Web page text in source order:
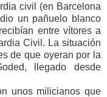
civil (en Barcelona
un pañuelo blanco
entre vítores a
Civil. La situación
de que oyeran por la
llegado desde
unos milicianos que